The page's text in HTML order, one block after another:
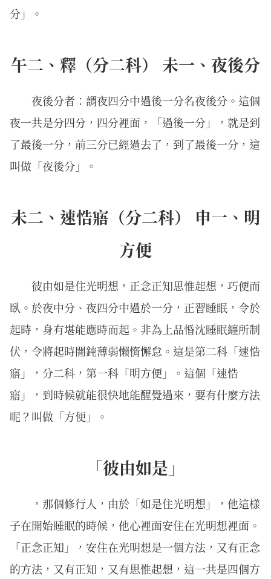
分」。
午二、釋（分二科） 未一、夜後分
夜後分者：謂夜四分中過後一分名夜後分。這個
夜一共是分四分，四分裡面，「過後一分」，就是到
了最後一分，前三分已經過去了，到了最後一分，這
叫做「夜後分」。
未二、速悎寤（分二科） 申一、明
方便
彼由如是住光明想，正念正知思惟起想，巧便而
臥。於夜中分、夜四分中過於一分，正習睡眠，令於
起時，身有堪能應時而起。非為上品惛沈睡眠纏所制
伏，令將起時闇鈍薄弱懶惰懈怠。這是第二科「速悎
寤」，分二科，第一科「明方便」。這個「速悎
寤」，到時候就能很快地能醒覺過來，要有什麼方法
呢？叫做「方便」。
「彼由如是」
，那個修行人，由於「如是住光明想」，他這樣
子在開始睡眠的時候，他心裡面安住在光明想裡面。
「正念正知」，安住在光明想是一個方法，又有正念
的方法，又有正知，又有思惟起想，這一共是四個方